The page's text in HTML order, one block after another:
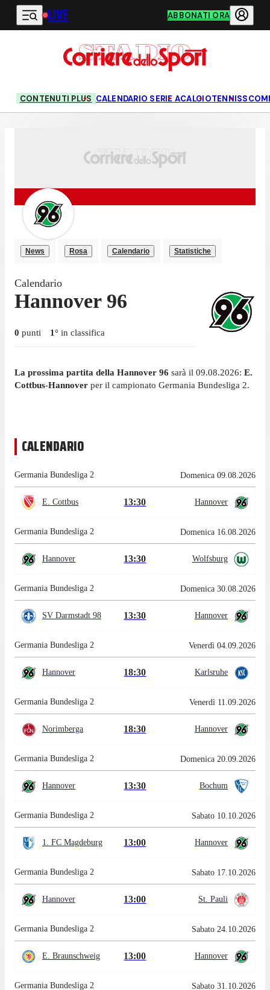
Vai al contenuto principale
LIVE ABBONATI ORA
CONTENUTI PLUS CALENDARIO SERIE ACALCIOTENNIS
News Rosa Calendario Statistiche
Calendario
Hannover 96
0 punti 1° in classifica
La prossima partita della Hannover 96 sarà il 09.08.2026: E.
Cottbus-Hannover per il campionato Germania Bundesliga 2.
CALENDARIO
Germania Bundesliga 2 Domenica 09.08.2026
E. Cottbus 13:30 Hannover
Germania Bundesliga 2 Domenica 16.08.2026
Hannover 13:30 Wolfsburg
Germania Bundesliga 2 Domenica 30.08.2026
SV Darmstadt 98 13:30 Hannover
Germania Bundesliga 2 Venerdì 04.09.2026
Hannover 18:30 Karlsruhe
Germania Bundesliga 2 Venerdì 11.09.2026
Norimberga 18:30 Hannover
Germania Bundesliga 2 Domenica 20.09.2026
Hannover 13:30 Bochum
Germania Bundesliga 2 Sabato 10.10.2026
1. FC Magdeburg 13:00 Hannover
Germania Bundesliga 2 Sabato 17.10.2026
Hannover 13:00 St. Pauli
Germania Bundesliga 2 Sabato 24.10.2026
E. Braunschweig 13:00 Hannover
Germania Bundesliga 2 Sabato 31.10.2026